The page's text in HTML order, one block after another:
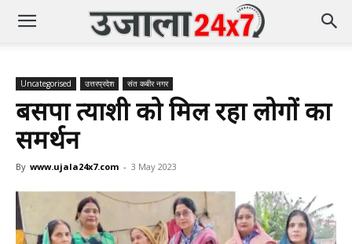
Uncategorised उत्तरप्रदेश संत कबीर नगर
बसपा प्रत्याशी को मिल रहा लोगों का
समर्थन
By www.ujala24x7.com - 3 May 2023